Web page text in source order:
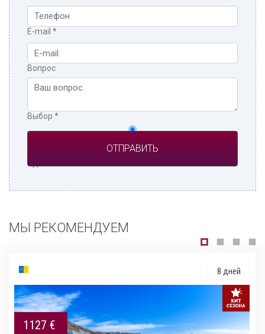
E-mail *
Вопрос
Выбор *
Турагент
МЫ РЕКОМЕНДУЕМ
8 дней
1127 €